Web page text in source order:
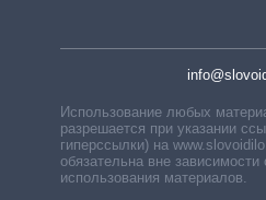
Использование любых
разрешается при указании
гиперссылки) на
обязательна вне зависимости
использования материалов.